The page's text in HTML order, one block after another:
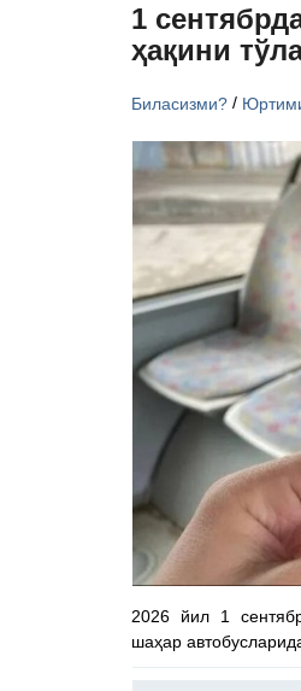
1
ҳақини
Биласизми? /
2026 йил 1
шаҳар